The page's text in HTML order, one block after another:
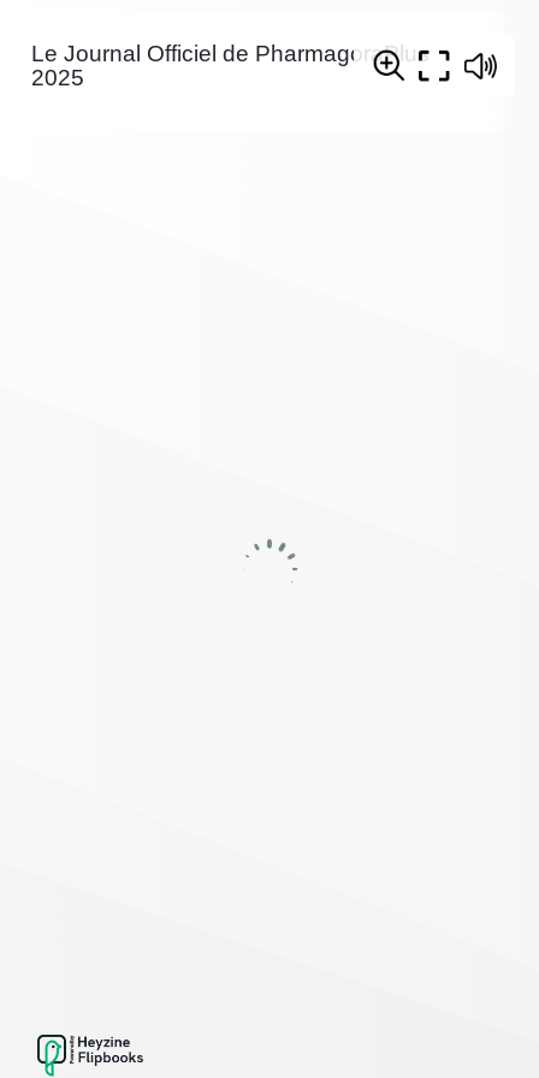
Le Journal Officiel de PharmagoraPlus
2025